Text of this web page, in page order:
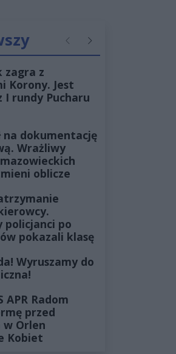
PoprzednieNastępne
zagra z
Korony. Jest
rundy Pucharu
na dokumentację
Wrażliwy
oblicze
policjanci po
pokazali klasę
Wyruszamy do
APR Radom
przed
Orlen
Kobiet